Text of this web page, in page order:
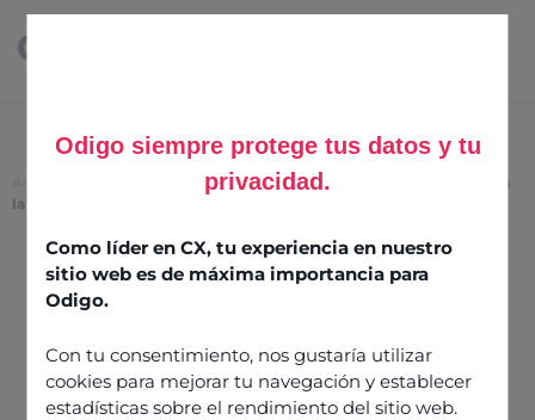
Odigo siempre protege tus datos y tu
privacidad.
Como líder en CX, tu experiencia en nuestro
sitio web es de máxima importancia para
Odigo.
Con tu consentimiento, nos gustaría utilizar
cookies para mejorar tu navegación y establecer
estadísticas sobre el rendimiento del sitio web.
Optimiser la performance des centres de contacts grâce à
la supervision des conseillers
Optimiser la performance
des centres de contacts
grâce à la supervision
des conseillers